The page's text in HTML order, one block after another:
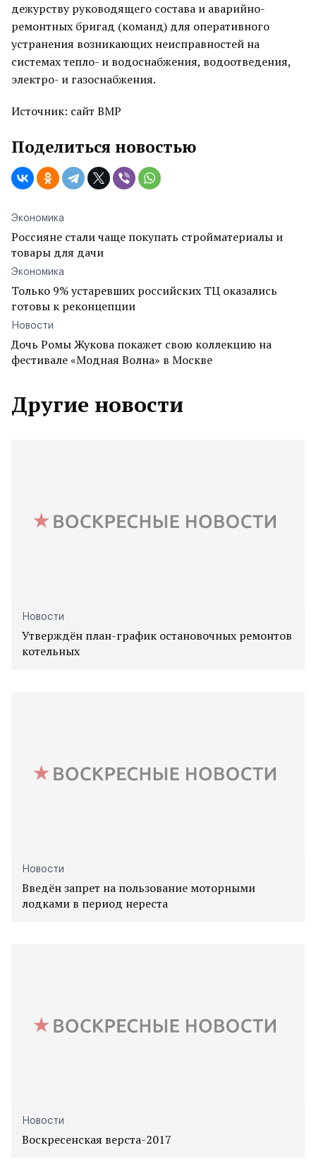
дежурству руководящего состава и аварийно-
ремонтных бригад (команд) для оперативного
устранения возникающих неисправностей на
системах тепло- и водоснабжения, водоотведения,
электро- и газоснабжения.
Источник: сайт ВМР
Поделиться новостью
Экономика
Россияне стали чаще покупать стройматериалы и
товары для дачи
Экономика
Только 9% устаревших российских ТЦ оказались
готовы к реконцепции
Новости
Дочь Ромы Жукова покажет свою коллекцию на
фестивале «Модная Волна» в Москве
Другие новости
Новости
Утверждён план-график остановочных ремонтов
котельных
Новости
Введён запрет на пользование моторными
лодками в период нереста
Новости
Воскресенская верста-2017